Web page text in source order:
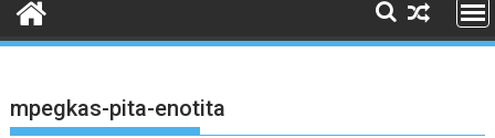
mpegkas-pita-enotita